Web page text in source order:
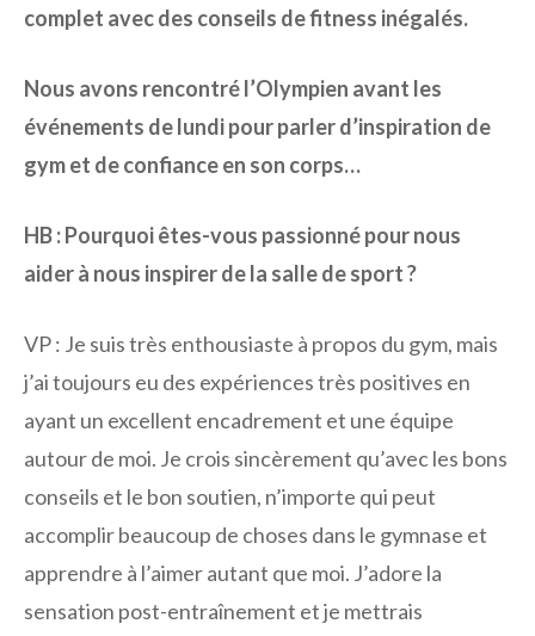
complet avec des conseils de fitness inégalés.
Nous avons rencontré l’Olympien avant les
événements de lundi pour parler d’inspiration de
gym et de confiance en son corps…
HB : Pourquoi êtes-vous passionné pour nous
aider à nous inspirer de la salle de sport ?
VP : Je suis très enthousiaste à propos du gym, mais
j’ai toujours eu des expériences très positives en
ayant un excellent encadrement et une équipe
autour de moi. Je crois sincèrement qu’avec les bons
conseils et le bon soutien, n’importe qui peut
accomplir beaucoup de choses dans le gymnase et
apprendre à l’aimer autant que moi. J’adore la
sensation post-entraînement et je mettrais